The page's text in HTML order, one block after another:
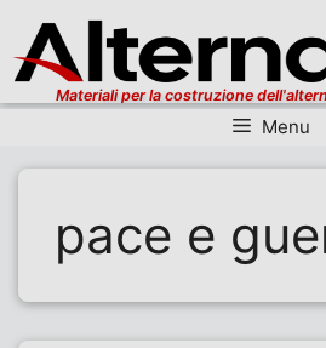
Materiali per la costruzione
Menu
pace e